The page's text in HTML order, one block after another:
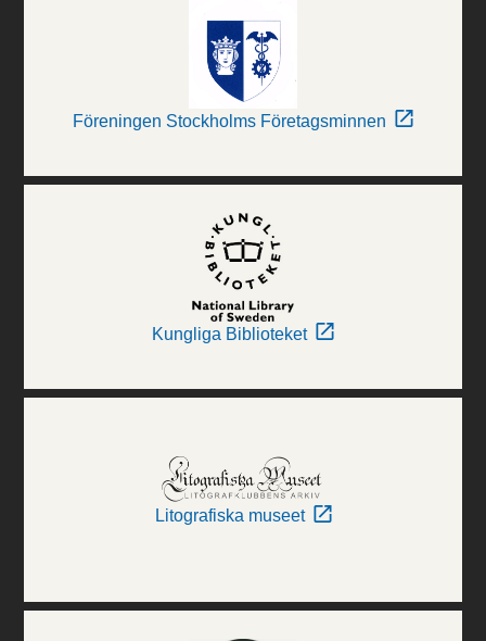
Föreningen Stockholms Företagsminnen
Kungliga Biblioteket
Litografiska museet